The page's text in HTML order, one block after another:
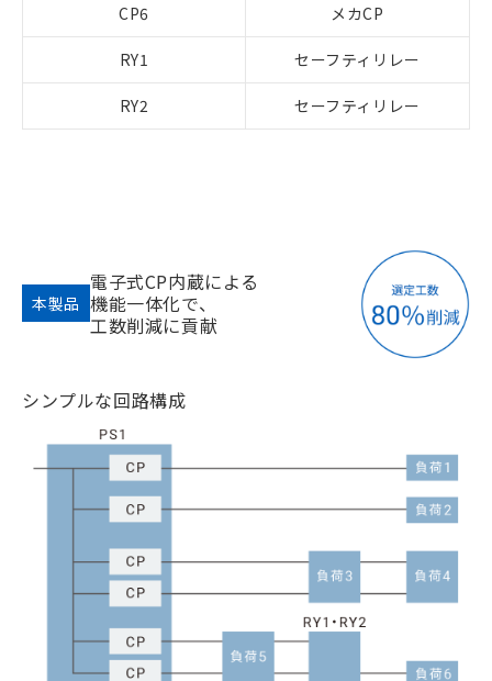
CP6 メカCP
RY1 セーフティリレー
RY2 セーフティリレー
本製品
電子式CP内蔵による
機能一体化で、
工数削減に貢献
シンプルな回路構成